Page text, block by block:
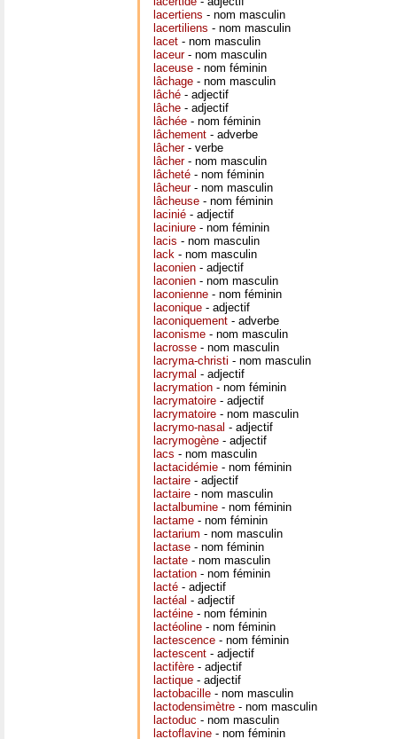
lacertiens - nom masculin
lacertiliens - nom masculin
lacet - nom masculin
laceur- nom masculin
laceuse - nom féminin
lâchage - nom masculin
lâché - adjectif
lâche - adjectif
lâchée - nom féminin
lâchement - adverbe
lâcher- verbe
lâcher- nom masculin
lâcheté - nom féminin
lâcheur- nom masculin
lâcheuse - nom féminin
lacinié - adjectif
laciniure - nom féminin
lacis - nom masculin
lack - nom masculin
laconien - adjectif
laconien - nom masculin
laconienne - nom féminin
laconique - adjectif
laconiquement - adverbe
laconisme - nom masculin
lacrosse - nom masculin
lacryma-christi - nom masculin
lacrymal - adjectif
lacrymation - nom féminin
lacrymatoire - adjectif
lacrymatoire - nom masculin
lacrymo-nasal - adjectif
lacrymogène - adjectif
lacs - nom masculin
lactacidémie - nom féminin
lactaire - adjectif
lactaire - nom masculin
lactalbumine - nom féminin
lactame - nom féminin
lactarium - nom masculin
lactase - nom féminin
lactate - nom masculin
lactation - nom féminin
lacté - adjectif
lactéal - adjectif
lactéine - nom féminin
lactéoline - nom féminin
lactescence - nom féminin
lactescent - adjectif
lactifère - adjectif
lactique - adjectif
lactobacille - nom masculin
lactodensimètre - nom masculin
lactoduc - nom masculin
lactoflavine - nom féminin